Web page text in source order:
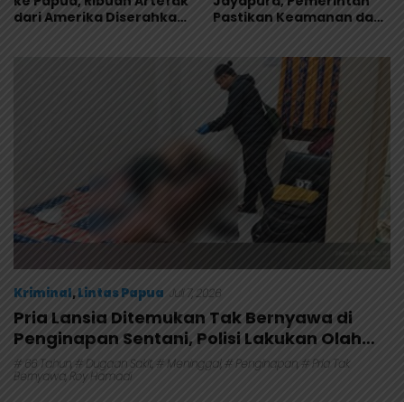
dari Amerika Diserahkan
Pastikan Keamanan dan
Kriminal,Lintas Papua Juli 7, 2026
Pria Lansia Ditemukan Tak Bernyawa di
Penginapan Sentani, Polisi Lakukan Olah
TKP
# 66 Tahun, # Dugaan Sakit, # Meninggal, # Penginapan, # Pria Tak
Bernyawa,Roy Hamadi